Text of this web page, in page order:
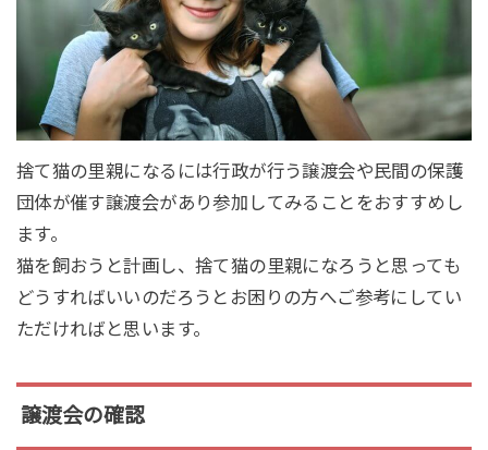
捨て猫の里親になるには行政が行う譲渡会や民間の保護
団体が催す譲渡会があり参加してみることをおすすめし
ます。
猫を飼おうと計画し、捨て猫の里親になろうと思っても
どうすればいいのだろうとお困りの方へご参考にしてい
ただければと思います。
譲渡会の確認